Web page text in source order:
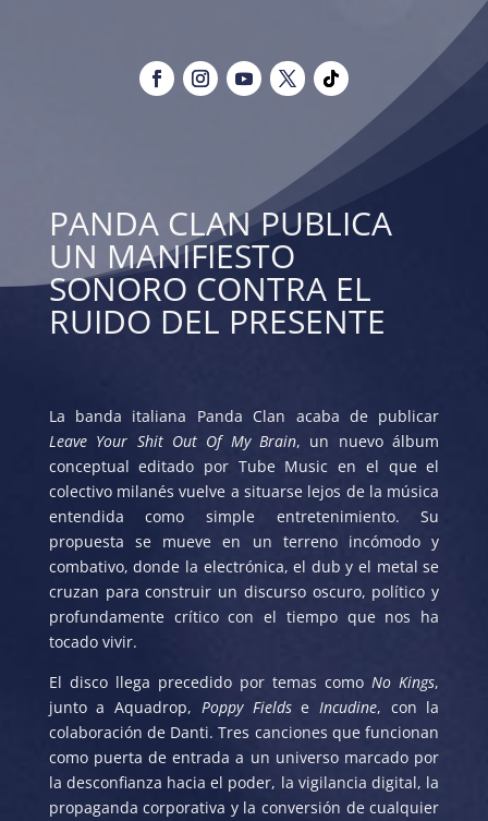
PANDA CLAN PUBLICA
UN MANIFIESTO
SONORO CONTRA EL
RUIDO DEL PRESENTE
La banda italiana Panda Clan acaba de publicar
Leave Your Shit Out Of My Brain, un nuevo álbum
conceptual editado por Tube Music en el que el
colectivo milanés vuelve a situarse lejos de la música
entendida como simple entretenimiento. Su
propuesta se mueve en un terreno incómodo y
combativo, donde la electrónica, el dub y el metal se
cruzan para construir un discurso oscuro, político y
profundamente crítico con el tiempo que nos ha
tocado vivir.
El disco llega precedido por temas comoNo Kings,
junto a Aquadrop, Poppy Fieldse Incudine, con la
colaboración de Danti. Tres canciones que funcionan
como puerta de entrada a un universo marcado por
la desconfianza hacia el poder, la vigilancia digital, la
propaganda corporativa y la conversión de cualquier